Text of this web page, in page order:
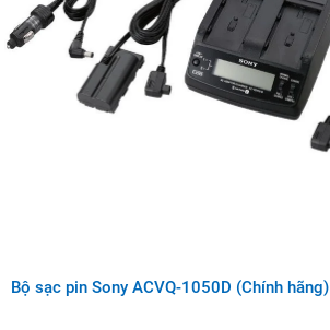
Bộ sạc pin Sony ACVQ-1050D (Chính hãng)